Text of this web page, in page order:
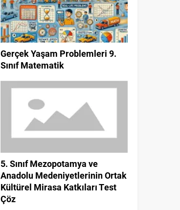
Gerçek Yaşam Problemleri 9.
Sınıf Matematik
5. Sınıf Mezopotamya ve
Anadolu Medeniyetlerinin Ortak
Kültürel Mirasa Katkıları Test
Çöz